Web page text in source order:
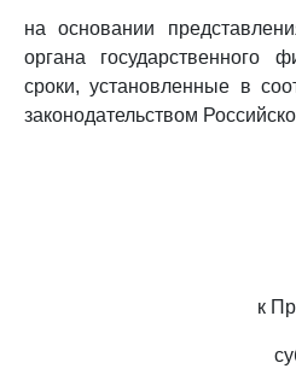
на основании
органа государственного
сроки, установленные в
законодательством
к